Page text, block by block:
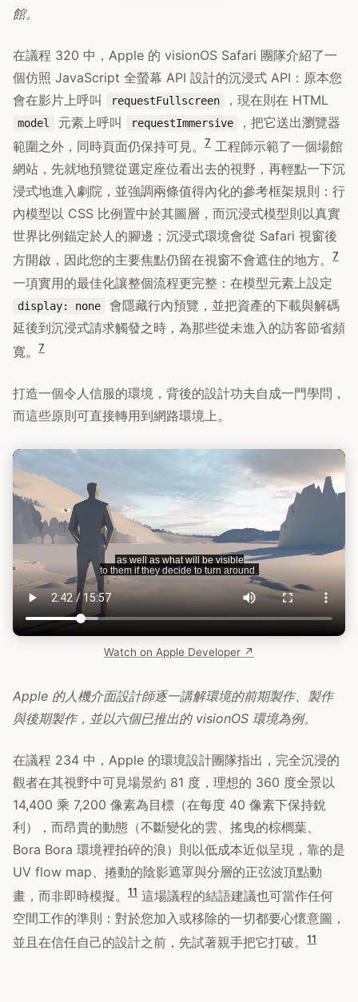
館。
在議程 320 中，Apple 的 visionOS Safari 團隊介紹了一
個仿照 JavaScript 全螢幕 API 設計的沉浸式 API：原本您
會在影片上呼叫
requestFullscreen ，現在則在 HTML
model 元素上呼叫 requestImmersive
，把它送出瀏覽器
範圍之外，同時頁面仍保持可見。
7 工程師示範了一個場館
網站，先就地預覽從選定座位看出去的視野，再輕點一下沉
浸式地進入劇院，並強調兩條值得內化的參考框架規則：行
內模型以 CSS 比例置中於其圖層，而沉浸式模型則以真實
世界比例錨定於人的腳邊；沉浸式環境會從 Safari 視窗後
方開啟，因此您的主要焦點仍留在視窗不會遮住的地方。
7
一項實用的最佳化讓整個流程更完整：在模型元素上設定
display: none
會隱藏行內預覽，並把資產的下載與解碼
延後到沉浸式請求觸發之時，為那些從未進入的訪客節省頻
寬。
7
打造一個令人信服的環境，背後的設計功夫自成一門學問，
而這些原則可直接轉用到網路環境上。
Watch on Apple Developer ↗
Apple 的人機介面設計師逐一講解環境的前期製作、製作
與後期製作，並以六個已推出的 visionOS 環境為例。
在議程 234 中，Apple 的環境設計團隊指出，完全沉浸的
觀者在其視野中可見場景約 81 度，理想的 360 度全景以
14,400 乘 7,200 像素為目標（在每度 40 像素下保持銳
利），而昂貴的動態（不斷變化的雲、搖曳的棕櫚葉、
Bora Bora 環境裡拍碎的浪）則以低成本近似呈現，靠的是
UV flow map、捲動的陰影遮罩與分層的正弦波頂點動
畫，而非即時模擬。
11 這場議程的結語建議也可當作任何
空間工作的準則：對於您加入或移除的一切都要心懷意圖，
並且在信任自己的設計之前，先試著親手把它打破。
11